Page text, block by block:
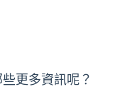
更多資訊呢？